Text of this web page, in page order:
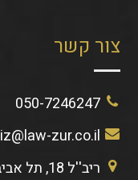
צור קשר
050-7246247
iz@law-zur.co.il
ריב''ל 18, תל אביב